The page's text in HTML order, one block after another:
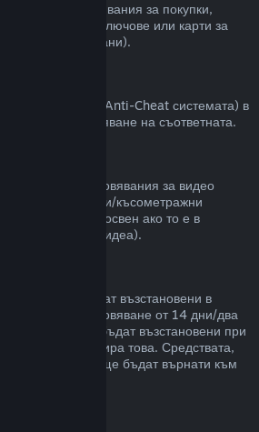
възстановявания за покупки,
(например, CD ключове или карти за
от трети страни).
от VAC (Valve Anti-Cheat системата) в
за възстановяване на съответната.
възстановявания за видео
пълнометражни/късометражни
и упътвания), освен ако то е в
(които не са видеа).
могат да бъдат възстановени в
срок за възстановяване от 14 дни/два
могат да бъдат възстановени при
инициира това. Средствата,
на подаръка, ще бъдат върнати към